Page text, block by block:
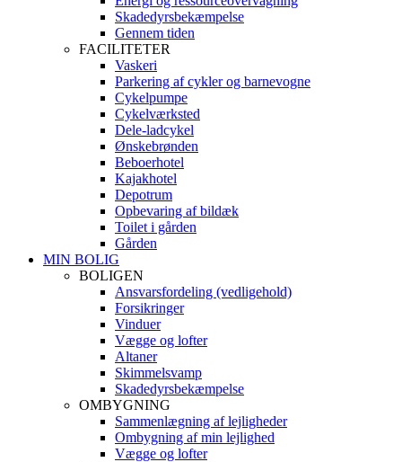
Skadedyrsbekæmpelse
Gennem tiden
FACILITETER
Vaskeri
Parkering af cykler og barnevogne
Cykelpumpe
Cykelværksted
Dele-ladcykel
Ønskebrønden
Beboerhotel
Kajakhotel
Depotrum
Opbevaring af bildæk
Toilet i gården
Gården
MIN BOLIG
BOLIGEN
Ansvarsfordeling (vedligehold)
Forsikringer
Vinduer
Vægge og lofter
Altaner
Skimmelsvamp
Skadedyrsbekæmpelse
OMBYGNING
Sammenlægning af lejligheder
Ombygning af min lejlighed
Vægge og lofter